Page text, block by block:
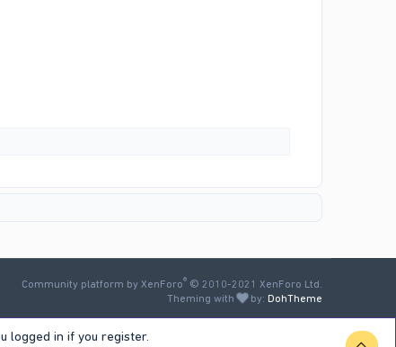
Community platform by XenForo® © 2010-2021 XenForo Ltd.
Theming with
by: DohTheme
logged in if you register. TOP